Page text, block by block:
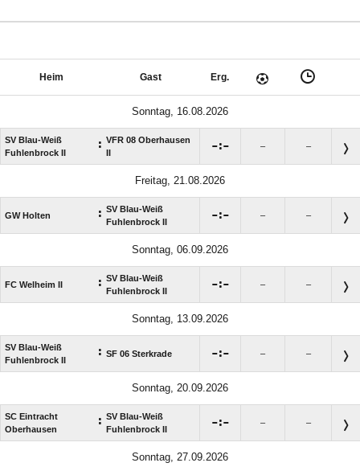
Heim Gast Erg.
Sonntag, 16.08.2026
SV Blau-Weiß
Fuhlenbrock II
: VFR 08 Oberhausen
II
: – –
Freitag, 21.08.2026
GW Holten : SV Blau-Weiß
Fuhlenbrock II
: – –
Sonntag, 06.09.2026
FC Welheim II : SV Blau-Weiß
Fuhlenbrock II
: – –
Sonntag, 13.09.2026
SV Blau-Weiß
Fuhlenbrock II
: SF 06 Sterkrade : – –
Sonntag, 20.09.2026
SC Eintracht
Oberhausen
: SV Blau-Weiß
Fuhlenbrock II
: – –
Sonntag, 27.09.2026